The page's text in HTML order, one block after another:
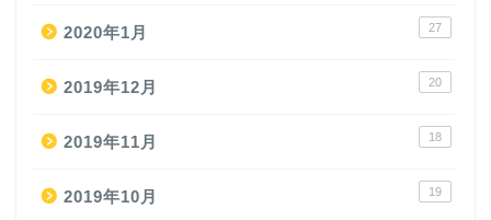
2020年1月 27
2019年12月 20
2019年11月 18
2019年10月 19